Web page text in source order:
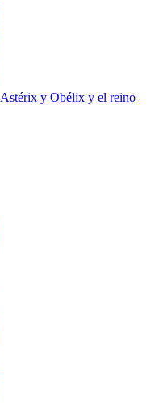
Astérix y Obélix y el reino